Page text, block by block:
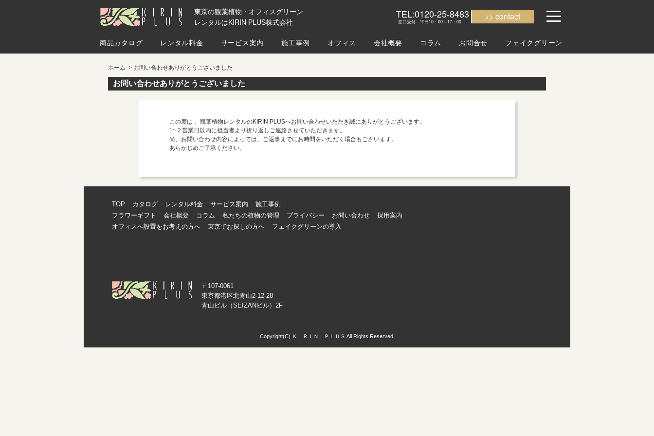
東京の観葉植物・オフィスグリーン
レンタルはKIRIN PLUS株式会社
TEL:0120-25-8483
窓口受付 平日10：00～17：00 contact
商品カタログ レンタル料金 サービス案内 施工事例 オフィス 会社概要 コラム お問合せ フェイクグリーン
ホーム お問い合わせありがとうございました
お問い合わせありがとうございました
この度は 、観葉植物レンタルのKIRIN PLUSへお問い合わせいただき誠にありがとうございます。
1~２営業日以内に担当者より折り返しご連絡させていただきます。
尚、お問い合わせ内容によっては、ご返事までにお時間をいただく場合もございます。
あらかじめご了承ください。
TOP カタログ レンタル料金 サービス案内
施工事例
フラワーギフト
会社概要 コラム 私たちの植物の管理 プライバシー お問い合わせ
採用案内
オフィスへ設置をお考えの方へ
東京でお探しの方へ フェイクグリーンの導入
〒107-0061
東京都港区北青山2-12-28
青山ビル（SEIZANビル）2F
Copyright(C) ＫＩＲＩＮ ＰＬＵＳ All Rights Reserved.